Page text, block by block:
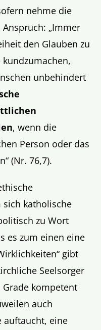
nehme die
„Immer
den Glauben zu
unbehindert
, wenn die
Person oder das
(Nr. 76,7).
sich katholische
zu Wort
es zum einen eine
gibt
Seelsorger
kompetent
auch
auftaucht, eine